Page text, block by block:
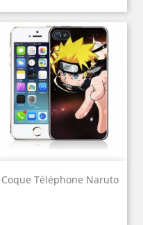
Coque Téléphone Naruto